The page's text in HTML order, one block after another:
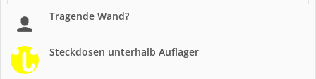
Tragende Wand?
Steckdosen unterhalb Auflager